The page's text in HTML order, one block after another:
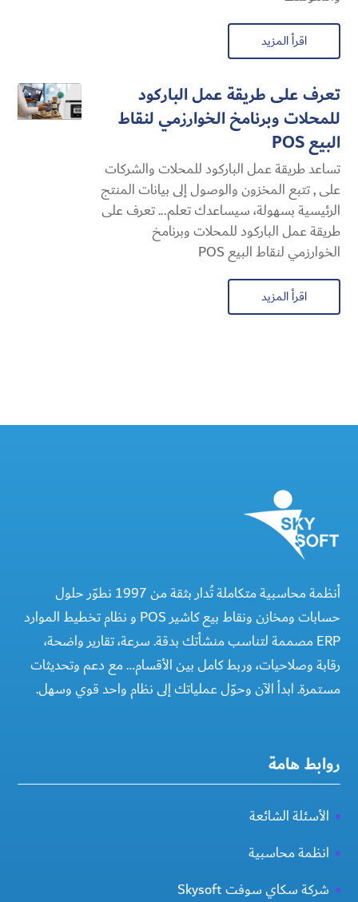
اقرأ المزيد
تعرف على طريقة عمل الباركود
للمحلات وبرنامخ الخوارزمي لنقاط
البيع POS
تساعد طريقة عمل الباركود للمحلات والشركات
على , تتبع المخزون والوصول إلى بيانات المنتج
الرئيسية بسهولة، سيساعدك تعلم... تعرف على
طريقة عمل الباركود للمحلات وبرنامخ
الخوارزمي لنقاط البيع POS
اقرأ المزيد
أنظمة محاسبية متكاملة تُدار بثقة من 1997 نطوّر حلول
حسابات ومخازن ونقاط بيع كاشير POS و نظام تخطيط الموارد
ERP مصممة لتناسب منشأتك بدقة. سرعة، تقارير واضحة،
رقابة وصلاحيات، وربط كامل بين الأقسام… مع دعم وتحديثات
مستمرة. ابدأ الآن وحوّل عملياتك إلى نظام واحد قوي وسهل.
روابط هامة
الأسئلة الشائعة
انظمة محاسبية
شركة سكاي سوفت Skysoft